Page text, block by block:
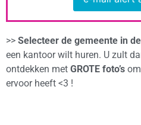
>> Selecteer de gemeente in
een kantoor wilt huren. U zult
ontdekken met GROTE foto’s
ervoor heeft <3 !